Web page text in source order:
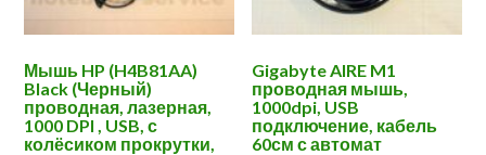
Мышь HP (H4B81AA)
Black (Черный)
проводная, лазерная,
1000 DPI , USB, с
колёсиком прокрутки,
Gigabyte AIRE M1
проводная мышь,
1000dpi, USB
подключение, кабель
60см с автомат